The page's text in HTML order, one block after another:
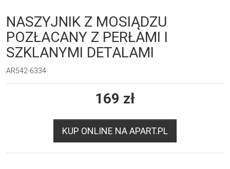
NASZYJNIK Z MOSIĄDZU
POZŁACANY Z PERŁAMI I
SZKLANYMI DETALAMI
AR542-6334
169 zł
KUP ONLINE NA APART.PL